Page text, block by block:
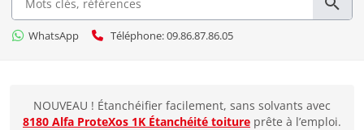
WhatsApp Téléphone: 09.86.87.86.05
NOUVEAU ! Étanchéifier facilement, sans solvants avec
8180 Alfa ProteXos 1K Étanchéité toiture prête à l’emploi.